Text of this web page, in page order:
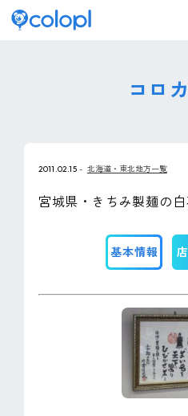
コロ
2011.02.15 北海道・東北地方一覧
宮城県・きちみ製麺の
基本情報